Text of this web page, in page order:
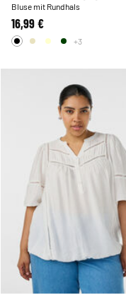
Bluse mit Rundhals
16,99 €
+3